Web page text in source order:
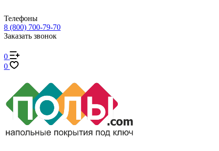
Телефоны
8 (800) 700-79-70
Заказать звонок
0
0